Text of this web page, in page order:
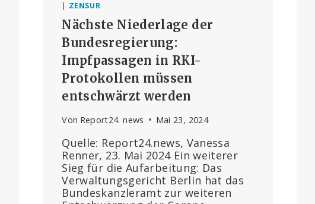
| ZENSUR
Nächste Niederlage der
Bundesregierung:
Impfpassagen in RKI-
Protokollen müssen
entschwärzt werden
Von Report24. news Mai 23, 2024
Quelle: Report24.news, Vanessa
Renner, 23. Mai 2024 Ein weiterer
Sieg für die Aufarbeitung: Das
Verwaltungsgericht Berlin hat das
Bundeskanzleramt zur weiteren